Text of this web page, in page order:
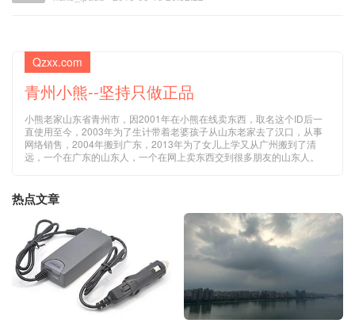
Qzxx.com
青州小熊--坚持只做正品
小熊老家山东省青州市，因2001年在小熊在线卖东西，取名这个ID后一
直使用至今，2003年为了生计带着老婆孩子从山东老家去了汉口，从事
网络销售，2004年搬到广东，2013年为了女儿上学又从广州搬到了清
远，一个在广东的山东人，一个在网上卖东西交到很多朋友的山东人。
热点文章